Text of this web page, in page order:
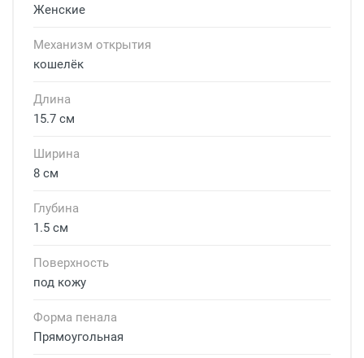
Женские
Механизм открытия
кошелёк
Длина
15.7 см
Ширина
8 см
Глубина
1.5 см
Поверхность
под кожу
Форма пенала
Прямоугольная